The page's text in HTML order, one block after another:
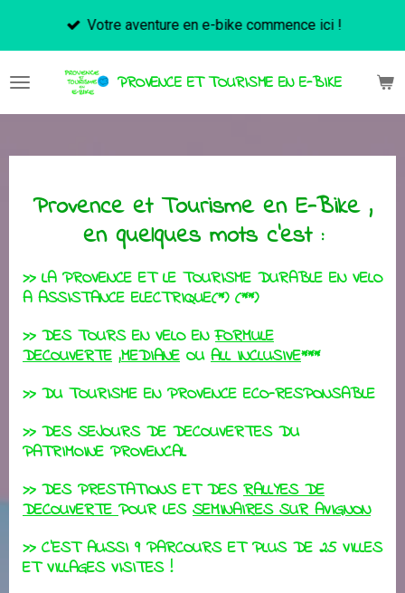
principal
PROVENCE ET TOURISME EN E-BIKE
Votre aventure en e-bike commence ici !
Provence et Tourisme en E-Bike ,
en quelques mots c'est :
>> LA PROVENCE ET LE TOURISME DURABLE EN VELO
A ASSISTANCE ELECTRIQUE(*) (**)
>> DES TOURS EN VELO ENFORMULE
DECOUVERTE ,MEDIANE OU ALL INCLUSIVE***
>> DU TOURISME EN PROVENCE ECO-RESPONSABLE
>> DES SEJOURS DE DECOUVERTES DU
PATRIMOINE PROVENCAL
>> DES PRESTATIONS ET DES RALLYES DE
DECOUVERTEPOUR LES SEMINAIRES SUR AVIGNON
>> C'EST AUSSI 9 PARCOURS ET PLUS DE 25 VILLES
ET VILLAGES VISITES !